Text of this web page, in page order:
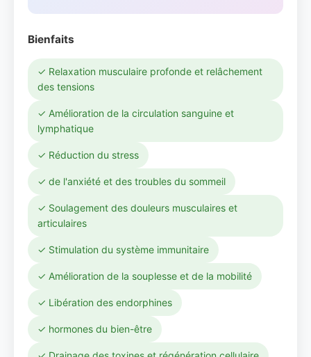
Bienfaits
✓ Relaxation musculaire profonde et relâchement
des tensions
✓ Amélioration de la circulation sanguine et
lymphatique
✓ Réduction du stress
✓ de l'anxiété et des troubles du sommeil
✓ Soulagement des douleurs musculaires et
articulaires
✓ Stimulation du système immunitaire
✓ Amélioration de la souplesse et de la mobilité
✓ Libération des endorphines
✓ hormones du bien-être